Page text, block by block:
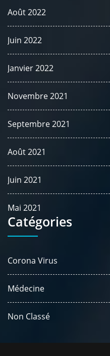
Août 2022
Juin 2022
Janvier 2022
Novembre 2021
Septembre 2021
Août 2021
Juin 2021
Mai 2021
Catégories
Corona Virus
Médecine
Non Classé